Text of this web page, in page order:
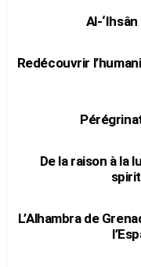
Al-
Redécouvrir
De la raison à la
L’Alhambra de